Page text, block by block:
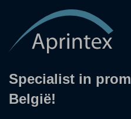
Specialist in
België!